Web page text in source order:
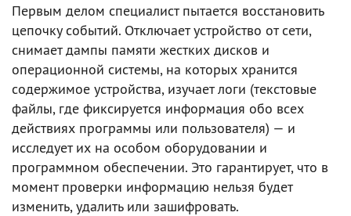
Первым делом специалист пытается восстановить
цепочку событий. Отключает устройство от сети,
снимает дампы памяти жестких дисков и
операционной системы, на которых хранится
содержимое устройства, изучает логи (текстовые
файлы, где фиксируется информация обо всех
действиях программы или пользователя) — и
исследует их на особом оборудовании и
программном обеспечении. Это гарантирует, что в
момент проверки информацию нельзя будет
изменить, удалить или зашифровать.